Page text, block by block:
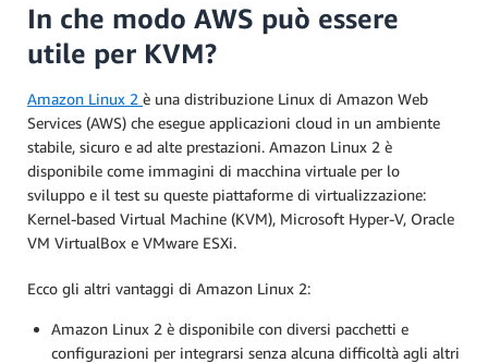
In che modo AWS può essere
utile per KVM?
Amazon Linux 2 è una distribuzione Linux di Amazon Web
Services (AWS) che esegue applicazioni cloud in un ambiente
stabile, sicuro e ad alte prestazioni. Amazon Linux 2 è
disponibile come immagini di macchina virtuale per lo
sviluppo e il test su queste piattaforme di virtualizzazione:
Kernel-based Virtual Machine (KVM), Microsoft Hyper-V, Oracle
VM VirtualBox e VMware ESXi.
Ecco gli altri vantaggi di Amazon Linux 2:
Amazon Linux 2 è disponibile con diversi pacchetti e
configurazioni per integrarsi senza alcuna difficoltà agli altri